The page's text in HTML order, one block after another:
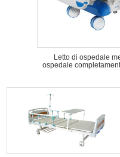
Letto di ospedale
ospedale